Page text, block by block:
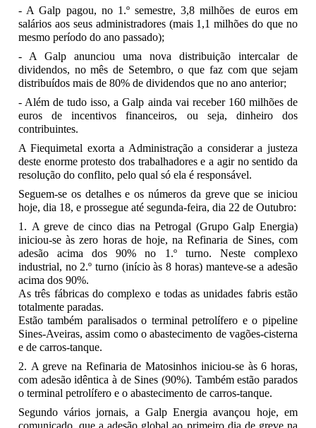
- A Galp pagou, no 1.º semestre, 3,8 milhões de euros em
salários aos seus administradores (mais 1,1 milhões do que no
mesmo período do ano passado);
- A Galp anunciou uma nova distribuição intercalar de
dividendos, no mês de Setembro, o que faz com que sejam
distribuídos mais de 80% de dividendos que no ano anterior;
- Além de tudo isso, a Galp ainda vai receber 160 milhões de
euros de incentivos financeiros, ou seja, dinheiro dos
contribuintes.
A Fiequimetal exorta a Administração a considerar a justeza
deste enorme protesto dos trabalhadores e a agir no sentido da
resolução do conflito, pelo qual só ela é responsável.
Seguem-se os detalhes e os números da greve que se iniciou
hoje, dia 18, e prossegue até segunda-feira, dia 22 de Outubro:
1. A greve de cinco dias na Petrogal (Grupo Galp Energia)
iniciou-se às zero horas de hoje, na Refinaria de Sines, com
adesão acima dos 90% no 1.º turno. Neste complexo
industrial, no 2.º turno (início às 8 horas) manteve-se a adesão
acima dos 90%.
As três fábricas do complexo e todas as unidades fabris estão
totalmente paradas.
Estão também paralisados o terminal petrolífero e o pipeline
Sines-Aveiras, assim como o abastecimento de vagões-cisterna
e de carros-tanque.
2. A greve na Refinaria de Matosinhos iniciou-se às 6 horas,
com adesão idêntica à de Sines (90%). Também estão parados
o terminal petrolífero e o abastecimento de carros-tanque.
Segundo vários jornais, a Galp Energia avançou hoje, em
comunicado, que a adesão global ao primeiro dia de greve na